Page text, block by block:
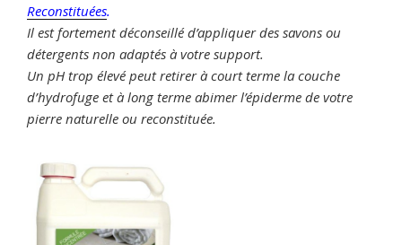
Reconstituées.
Il est fortement déconseillé d’appliquer des savons ou
détergents non adaptés à votre support.
Un pH trop élevé peut retirer à court terme la couche
d’hydrofuge et à long terme abimer l’épiderme de votre
pierre naturelle ou reconstituée.